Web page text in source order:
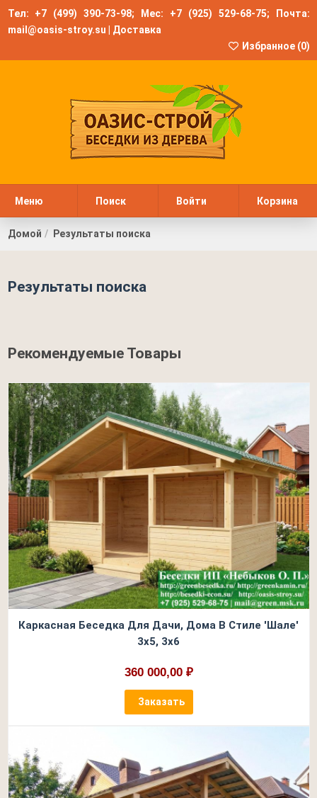
Тел: +7 (499) 390-73-98; Мес: +7 (925) 529-68-75; Почта:
mail@oasis-stroy.su
Доставка
Избранное (0)
Меню Поиск Войти Корзина
Домой Результаты поиска
Результаты поиска
Рекомендуемые Товары
Каркасная Беседка Для Дачи, Дома В Стиле 'Шале'
3х5, 3х6
360 000,00 ₽
Заказать